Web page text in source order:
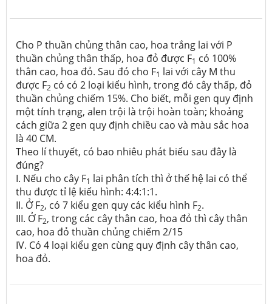
Cho P thuần chủng thân cao, hoa trắng lai với P
thuần chủng thân thấp, hoa đỏ được F1 có 100%
thân cao, hoa đỏ. Sau đó cho F1 lai với cây M thu
được F2 có có 2 loại kiểu hình, trong đó cây thấp, đỏ
thuần chủng chiếm 15%. Cho biết, mỗi gen quy định
một tính trạng, alen trội là trội hoàn toàn; khoảng
cách giữa 2 gen quy định chiều cao và màu sắc hoa
là 40 CM.
Theo lí thuyết, có bao nhiêu phát biểu sau đây là
đúng?
I. Nếu cho cây F1 lai phân tích thì ở thế hệ lai có thể
thu được tỉ lệ kiểu hình: 4:4:1:1.
II. Ở F2, có 7 kiểu gen quy các kiểu hình F2.
III. Ở F2, trong các cây thân cao, hoa đỏ thì cây thân
cao, hoa đỏ thuần chủng chiếm 2/15
IV. Có 4 loại kiểu gen cùng quy định cây thân cao,
hoa đỏ.